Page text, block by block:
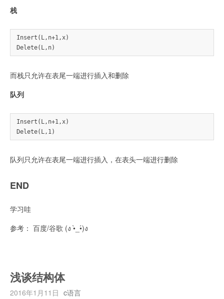
栈
Insert(L,n+1,x)
而栈只允许在表尾一端进行插入和删除
队列
Insert(L,n+1,x)
队列只允许在表尾一端进行插入，在表头一端进行删除
END
学习哇
参考： 百度/谷歌 (ง •̀_•́)ง
浅谈结构体
2016年1月11日 c语言